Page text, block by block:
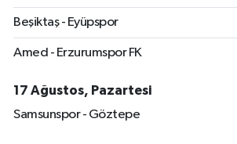
Beşiktaş - Eyüpspor
Amed - Erzurumspor FK
17 Ağustos, Pazartesi
Samsunspor - Göztepe